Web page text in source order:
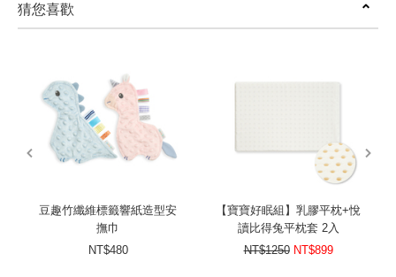
猜您喜歡
豆趣竹纖維標籤響紙造型安
撫巾
NT$480
【寶寶好眠組】乳膠平枕+悅
讀比得兔平枕套 2入
NT$1250 NT$899